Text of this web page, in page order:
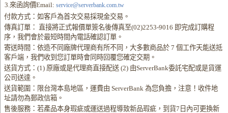
3.來函詢價Email: service@serverbank.com.tw
付款方式：如客戶為首次交易採現金交易。
傳真訂單： 直接將正式報價單簽名後傳真至(02)2253-9016 即完成訂購程
序，我們會於最短時間內電話確認訂單。
寄送時間：依造不同廠牌代理商有所不同，大多數商品於 7 個工作天能送抵
客戶端，我們收到您訂單時會同時回覆您確定交期。
送貨方式：(1) 原廠或是代理商直接配送 (2) 由ServerBank委託宅配或是貨運
公司送達。
送貨範圍：限台灣本島地區，運費由 ServerBank 為您負擔，注意！收件地
址請勿為郵政信箱。
售後服務：若產品本身瑕疵或運送過程導致新品瑕疵，到貨7日內可更換新